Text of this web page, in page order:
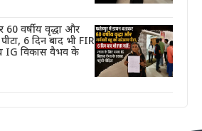
वर्षीय वृद्धा और
6 दिन बाद भी FIR
IG विकास वैभव के